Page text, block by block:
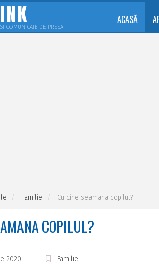
COMUNICATE DE PRESA
ACASĂ
Familie Cu cine seamana copilul?
COPILUL?
2020 Familie